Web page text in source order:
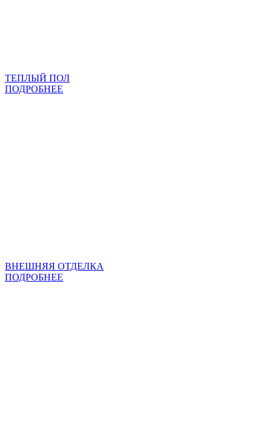
ТЕПЛЫЙ ПОЛ
ПОДРОБНЕЕ
ВНЕШНЯЯ ОТДЕЛКА
ПОДРОБНЕЕ